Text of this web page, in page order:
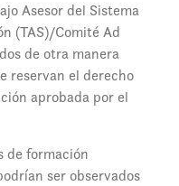
Asesor del Sistema
(TAS)/Comité Ad
de otra manera
reservan el derecho
aprobada por el
de formación
ser observados